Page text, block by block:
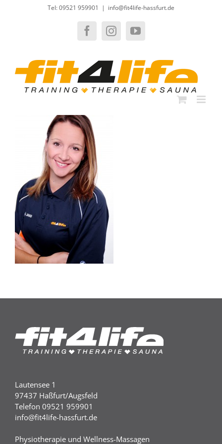
Tel: 09521 959901 | info@fit4life-hassfurt.de
FacebookInstagramYouTube
Lautensee 1
97437 Haßfurt/Augsfeld
Telefon 09521 959901
info@fit4life-hassfurt.de
Physiotherapie und Wellness-Massagen